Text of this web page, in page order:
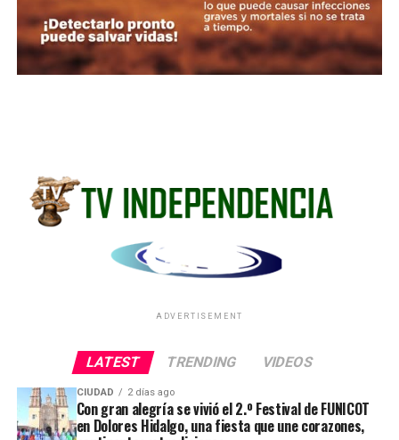
ADVERTISEMENT
LATEST TRENDING VIDEOS
CIUDAD 2 días ago
Con gran alegría se vivió el 2.º Festival de FUNICOT
en Dolores Hidalgo, una fiesta que une corazones,